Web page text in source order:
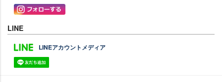
LINE
LINEアカウントメディア